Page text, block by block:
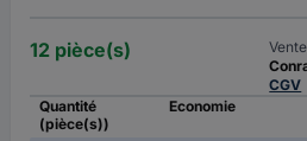
12 pièce(s)
CGV
Quantité
(pièce(s))
Economie